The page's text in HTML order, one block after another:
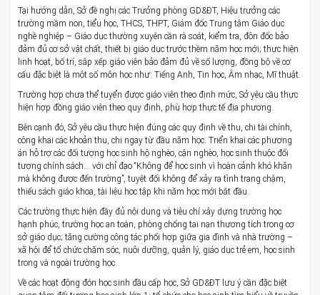
Tại hướng dẫn, Sở đề nghị các Trưởng phòng GD&ĐT, Hiệu trưởng các
trường mầm non, tiểu học, THCS, THPT, Giám đốc Trung tâm Giáo dục
nghề nghiệp – Giáo dục thường xuyên cần rà soát, kiểm tra, đôn đốc bảo
đảm đủ cơ sở vật chất, thiết bị giáo dục trước thềm năm học mới; thực hiện
linh hoạt, bố trí, sắp xếp giáo viên bảo đảm đủ về số lượng, đồng bộ về cơ
cấu đặc biệt là một số môn học như: Tiếng Anh, Tin học, Âm nhạc, Mĩ thuật.
Trường hợp chưa thể tuyển được giáo viên theo định mức, Sở yêu cầu thực
hiện hợp đồng giáo viên theo quy định, phù hợp thực tế địa phương.
Bên cạnh đó, Sở yêu cầu thực hiện đúng các quy định về thu, chi tài chính,
công khai các khoản thu, chi ngay từ đầu năm học. Triển khai các phương
án hỗ trợ các đối tượng học sinh hộ nghèo, cận nghèo, học sinh thuộc đối
tượng chính sách… với chỉ đạo “Không để học sinh vì hoàn cảnh khó khăn
mà không được đến trường”, tuyệt đối không để xảy ra tình trạng chậm,
thiếu sách giáo khoa, tài liệu học tập khi năm học mới bắt đầu.
Các trường thực hiện đầy đủ nội dung và tiêu chí xây dựng trường học
hạnh phúc, trường học an toàn, phòng chống tai nạn thương tích trong cơ
sở giáo dục; tăng cường công tác phối hợp giữa gia đình và nhà trường –
xã hội để tổ chức chăm sóc, nuôi dưỡng, quản lý, giáo dục trẻ em, học sinh
trong và ngoài trường học.
Về các hoạt động đón học sinh đầu cấp học, Sở GD&ĐT lưu ý cần đặc biệt